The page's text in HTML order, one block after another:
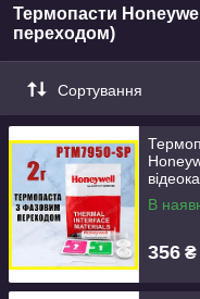
Термопасти
переходом)
Сортування
В
356 ₴